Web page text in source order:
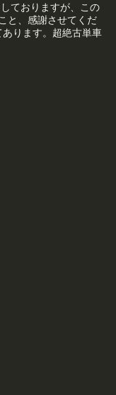
ておりますが、この
と、感謝させてくだ
ります。超絶古単車